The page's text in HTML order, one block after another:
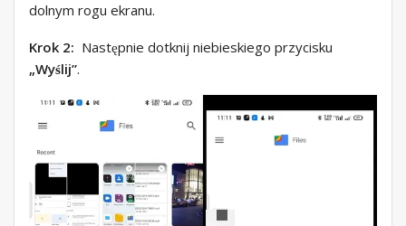
dolnym rogu ekranu.
Krok 2: Następnie dotknij niebieskiego przycisku
„Wyślij”.